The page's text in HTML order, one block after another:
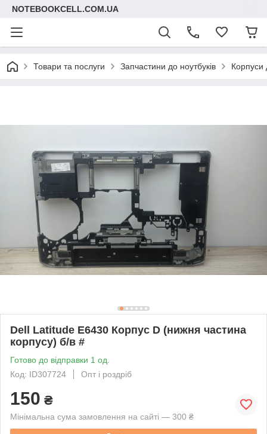
NOTEBOOKCELL.COM.UA
Товари та послуги Запчастини до ноутбуків Корпуси
Dell Latitude E6430 Корпус D (нижня частина
корпусу) б/в #
Готово до відправки 1 од.
Код: ID307724
Опт і роздріб
150 ₴
Мінімальна сума замовлення на сайті — 300 ₴